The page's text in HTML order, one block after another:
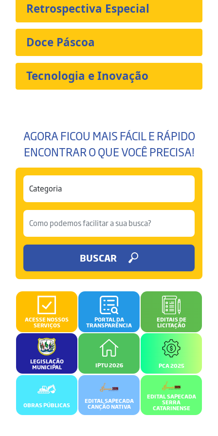
Retrospectiva Especial
Doce Páscoa
Tecnologia e Inovação
AGORA FICOU MAIS FÁCIL E RÁPIDO
ENCONTRAR O QUE VOCÊ PRECISA!
BUSCAR
ACESSE NOSSOS
SERVIÇOS
PORTAL DA
TRANSPARÊNCIA
EDITAIS DE
LICITAÇÃO
LEGISLAÇÃO
MUNICIPAL IPTU 2026 PCA 2025
OBRAS PÚBLICAS
EDITAL SAPECADA
CANÇÃO NATIVA
EDITAL SAPECADA
SERRA
CATARINENSE